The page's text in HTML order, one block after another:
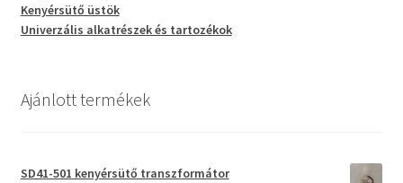
Kenyérsütő üstök
Univerzális alkatrészek és tartozékok
Ajánlott termékek
SD41-501 kenyérsütő transzformátor